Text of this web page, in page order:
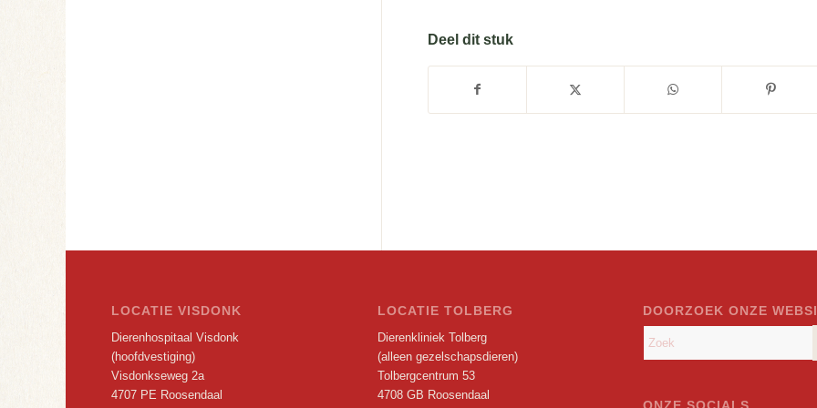
Deel dit stuk
LOCATIE VISDONK
Dierenhospitaal Visdonk
(hoofdvestiging)
Visdonkseweg 2a
4707 PE Roosendaal
LOCATIE TOLBERG
Dierenkliniek Tolberg
(alleen gezelschapsdieren)
Tolbergcentrum 53
4708 GB Roosendaal
DOORZOEK ONZE
ONZE SOCIALS